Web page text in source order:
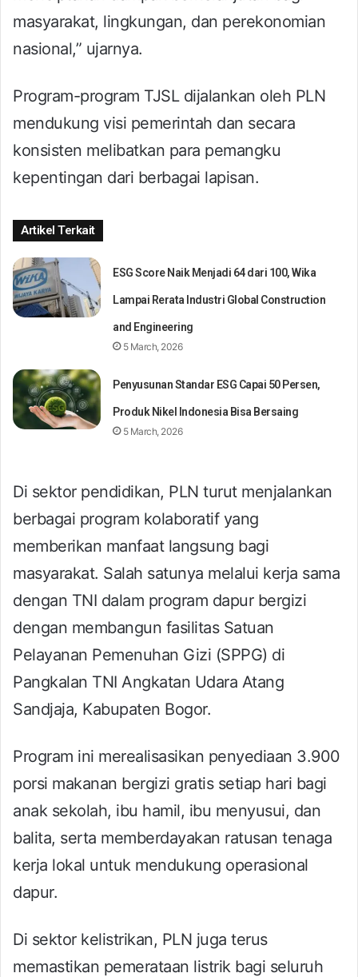
masyarakat, lingkungan, dan perekonomian
nasional,” ujarnya.
Program-program TJSL dijalankan oleh PLN
mendukung visi pemerintah dan secara
konsisten melibatkan para pemangku
kepentingan dari berbagai lapisan.
Artikel Terkait
ESG Score Naik Menjadi 64 dari 100, Wika
Lampai Rerata Industri Global Construction
and Engineering
5 March, 2026
Penyusunan Standar ESG Capai 50 Persen,
Produk Nikel Indonesia Bisa Bersaing
5 March, 2026
Di sektor pendidikan, PLN turut menjalankan
berbagai program kolaboratif yang
memberikan manfaat langsung bagi
masyarakat. Salah satunya melalui kerja sama
dengan TNI dalam program dapur bergizi
dengan membangun fasilitas Satuan
Pelayanan Pemenuhan Gizi (SPPG) di
Pangkalan TNI Angkatan Udara Atang
Sandjaja, Kabupaten Bogor.
Program ini merealisasikan penyediaan 3.900
porsi makanan bergizi gratis setiap hari bagi
anak sekolah, ibu hamil, ibu menyusui, dan
balita, serta memberdayakan ratusan tenaga
kerja lokal untuk mendukung operasional
dapur.
Di sektor kelistrikan, PLN juga terus
memastikan pemerataan listrik bagi seluruh